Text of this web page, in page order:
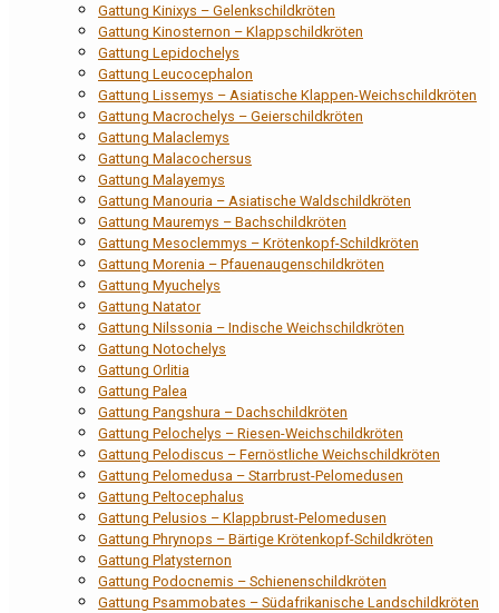
Gattung Kinixys – Gelenkschildkröten
Gattung Kinosternon – Klappschildkröten
Gattung Lepidochelys
Gattung Leucocephalon
Gattung Lissemys – Asiatische Klappen-Weichschildkröten
Gattung Macrochelys – Geierschildkröten
Gattung Malaclemys
Gattung Malacochersus
Gattung Malayemys
Gattung Manouria – Asiatische Waldschildkröten
Gattung Mauremys – Bachschildkröten
Gattung Mesoclemmys – Krötenkopf-Schildkröten
Gattung Morenia – Pfauenaugenschildkröten
Gattung Myuchelys
Gattung Natator
Gattung Nilssonia – Indische Weichschildkröten
Gattung Notochelys
Gattung Orlitia
Gattung Palea
Gattung Pangshura – Dachschildkröten
Gattung Pelochelys – Riesen-Weichschildkröten
Gattung Pelodiscus – Fernöstliche Weichschildkröten
Gattung Pelomedusa – Starrbrust-Pelomedusen
Gattung Peltocephalus
Gattung Pelusios – Klappbrust-Pelomedusen
Gattung Phrynops – Bärtige Krötenkopf-Schildkröten
Gattung Platysternon
Gattung Podocnemis – Schienenschildkröten
Gattung Psammobates – Südafrikanische Landschildkröten